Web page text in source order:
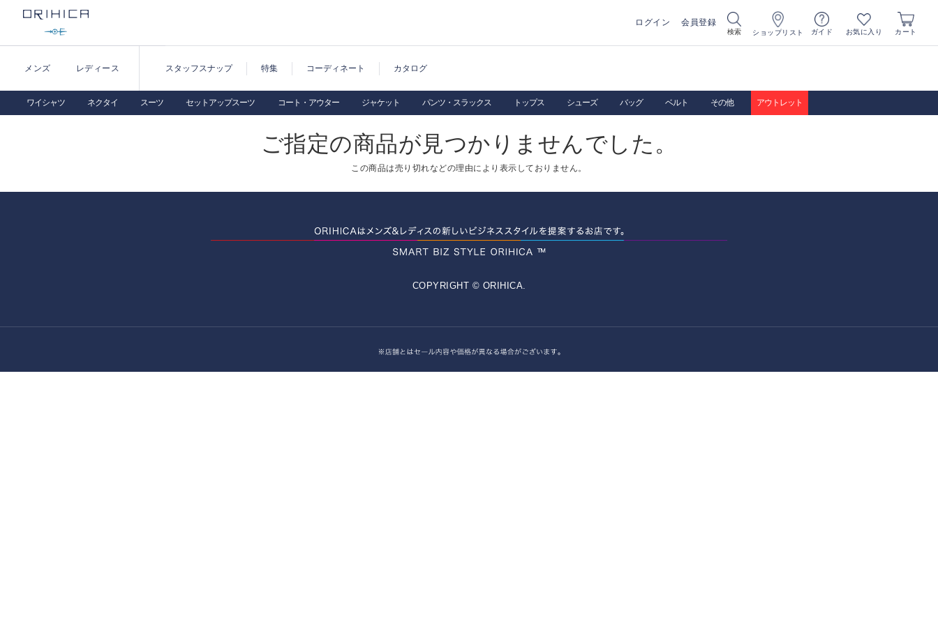
ログイン 会員登録
検索 ショップリスト ガイド お気に入り カート
メンズ レディース スタッフスナップ 特集 コーディネート カタログ
ワイシャツ ネクタイ スーツ セットアップスーツ コート・アウター ジャケット パンツ・スラックス トップス シューズ バッグ ベルト その他 アウトレット
ご指定の商品が見つかりませんでした。
この商品は売り切れなどの理由により表示しておりません。
COPYRIGHT © ORIHICA.